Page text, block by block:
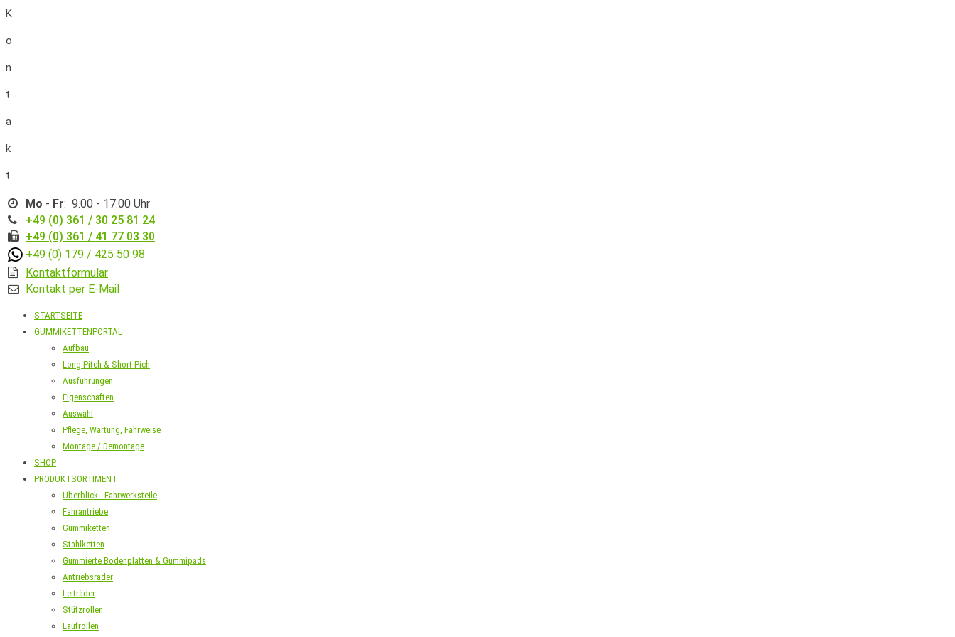
K
o
n
t
a
k
t
Mo - Fr: 9.00 - 17.00 Uhr
+49 (0) 361 / 30 25 81 24
+49 (0) 361 / 41 77 03 30
+49 (0) 179 / 425 50 98
Kontaktformular
Kontakt per E-Mail
STARTSEITE
GUMMIKETTENPORTAL
Aufbau
Long Pitch & Short Pich
Ausführungen
Eigenschaften
Auswahl
Pflege, Wartung, Fahrweise
Montage / Demontage
SHOP
PRODUKTSORTIMENT
Überblick - Fahrwerksteile
Fahrantriebe
Gummiketten
Stahlketten
Gummierte Bodenplatten & Gummipads
Antriebsräder
Leiträder
Stützrollen
Laufrollen